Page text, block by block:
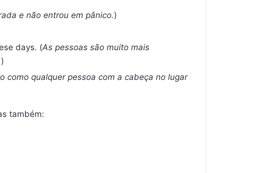
e não entrou em pânico.)
days. (As pessoas são muito mais
)
como qualquer pessoa com a cabeça no lugar
também: